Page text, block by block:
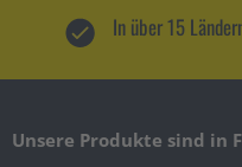
In über 15
Unsere Produkte sind in